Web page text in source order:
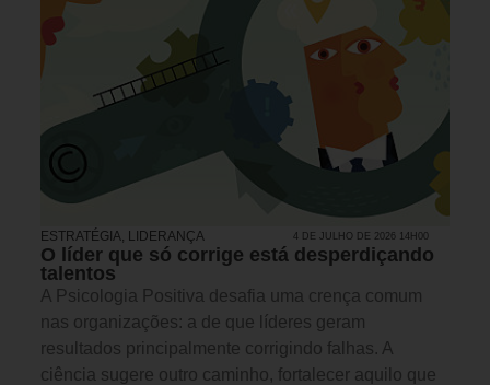
ESTRATÉGIA LIDERANÇA 4 DE JULHO DE 2026 14H00
O líder que só corrige está desperdiçando
talentos
A Psicologia Positiva desafia uma crença comum
nas organizações: a de que líderes geram
resultados principalmente corrigindo falhas. A
ciência sugere outro caminho, fortalecer aquilo que